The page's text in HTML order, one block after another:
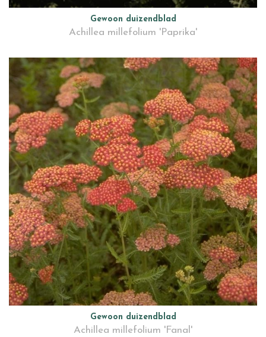
Gewoon duizendblad
Achillea millefolium 'Paprika'
Gewoon duizendblad
Achillea millefolium 'Fanal'